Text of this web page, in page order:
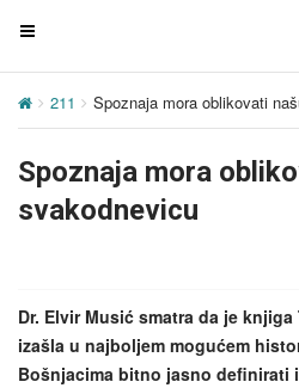
T
g
e
n
g
a
t
211 Spoznaja mora oblikovati
Spoznaja mora
svakodnevicu
Dr. Elvir Musić smatra da je
izašla u najboljem mogućem
Bošnjacima bitno jasno definirati